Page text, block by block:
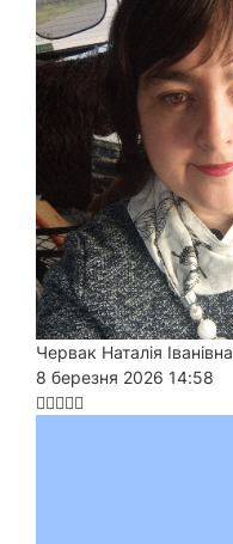
Червак Наталія Іванівна
8 березня 2026 14:58